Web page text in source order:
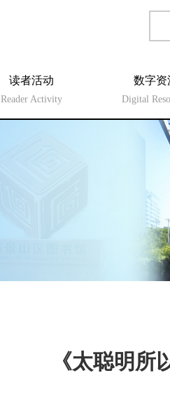
读者活动
Reader Activity
数字资
Digital
《太聪明所